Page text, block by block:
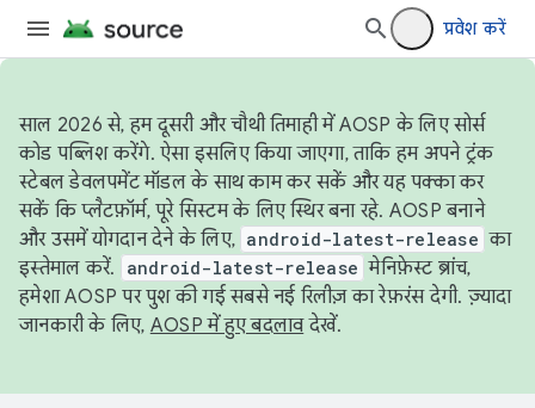
प्रवेश करें
साल 2026 से, हम दूसरी और चौथी तिमाही में AOSP के लिए सोर्स
कोड पब्लिश करेंगे. ऐसा इसलिए किया जाएगा, ताकि हम अपने ट्रंक
स्टेबल डेवलपमेंट मॉडल के साथ काम कर सकें और यह पक्का कर
सकें कि प्लैटफ़ॉर्म, पूरे सिस्टम के लिए स्थिर बना रहे. AOSP बनाने
और उसमें योगदान देने के लिए, android-latest-release का
इस्तेमाल करें.
android-latest-release मेनिफ़ेस्ट ब्रांच,
हमेशा AOSP पर पुश की गई सबसे नई रिलीज़ का रेफ़रंस देगी. ज़्यादा
जानकारी के लिए, AOSP में हुए बदलावदेखें.